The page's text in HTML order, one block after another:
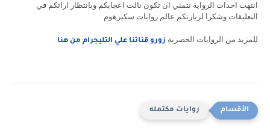
انتهت احداث الرواية نتمني ان تكون نالت اعجابكم وبانتظار ارائكم في
التعليقات وشكرا لزيارتكم عالم روايات سكيرهوم
للمزيد من الروايات الحصرية زورو قناتنا علي التليجرام من هنا
روايات مكتمله